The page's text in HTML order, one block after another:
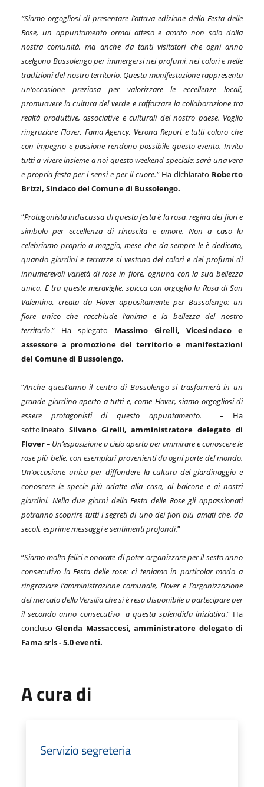
“Siamo orgogliosi di presentare l’ottava edizione della Festa delle
Rose, un appuntamento ormai atteso e amato non solo dalla
nostra comunità, ma anche da tanti visitatori che ogni anno
scelgono Bussolengo per immergersi nei profumi, nei colori e nelle
tradizioni del nostro territorio. Questa manifestazione rappresenta
un’occasione preziosa per valorizzare le eccellenze locali,
promuovere la cultura del verde e rafforzare la collaborazione tra
realtà produttive, associative e culturali del nostro paese. Voglio
ringraziare Flover, Fama Agency, Verona Report e tutti coloro che
con impegno e passione rendono possibile questo evento. Invito
tutti a vivere insieme a noi questo weekend speciale: sarà una vera
e propria festa per i sensi e per il cuore."Ha dichiarato Roberto
Brizzi, Sindacodel Comune di Bussolengo.
“Protagonista indiscussa di questa festa è la rosa, regina dei fiori e
simbolo per eccellenza di rinascita e amore. Non a caso la
celebriamo proprio a maggio, mese che da sempre le è dedicato,
quando giardini e terrazze si vestono dei colori e dei profumi di
innumerevoli varietà di rose in fiore, ognuna con la sua bellezza
unica. E tra queste meraviglie, spicca con orgoglio la Rosa di San
Valentino, creata da Flover appositamente per Bussolengo: un
fiore unico che racchiude l’anima e la bellezza del nostro
territorio.” Ha spiegato Massimo Girelli, Vicesindaco e
assessore a promozione del territorio e manifestazioni
del Comune di Bussolengo.
“Anche quest’anno il centro di Bussolengo si trasformerà in un
grande giardino aperto a tutti e, come Flover, siamo orgogliosi di
essere protagonisti di questo appuntamento. – Ha
sottolineato Silvano Girelli, amministratore delegato di
Flover– Un’esposizione a cielo aperto per ammirare e conoscere le
rose più belle, con esemplari provenienti da ogni parte del mondo.
Un’occasione unica per diffondere la cultura del giardinaggio e
conoscere le specie più adatte alla casa, al balcone e ai nostri
giardini. Nella due giorni della Festa delle Rose gli appassionati
potranno scoprire tutti i segreti di uno dei fiori più amati che, da
secoli, esprime messaggi e sentimenti profondi.”
“Siamo molto felici e onorate di poter organizzare per il sesto anno
consecutivo la Festa delle rose: ci teniamo in particolar modo a
ringraziare l’amministrazione comunale, Flover e l’organizzazione
del mercato della Versilia che si è resa disponibile a partecipare per
il secondo anno consecutivo a questa splendida iniziativa.“ Ha
concluso Glenda Massaccesi, amministratore delegato di
Fama srls - 5.0 eventi.
A cura di
Servizio segreteria